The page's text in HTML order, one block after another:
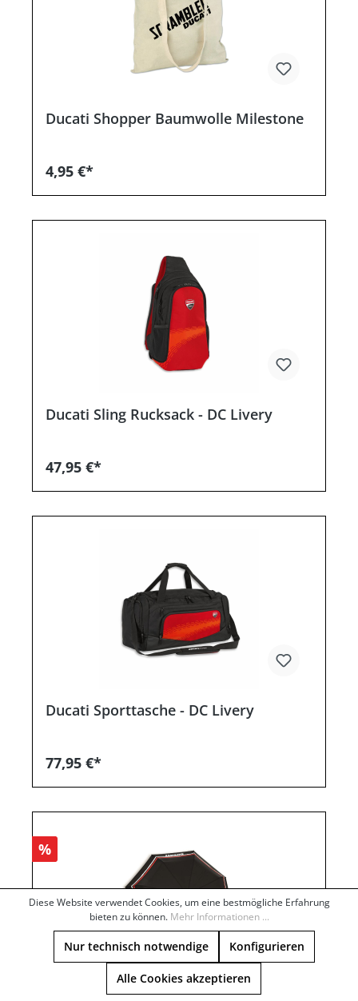
Ducati Shopper Baumwolle Milestone
4,95 €*
Ducati Sling Rucksack - DC Livery
47,95 €*
Ducati Sporttasche - DC Livery
77,95 €*
%
Diese Website verwendet Cookies, um eine bestmögliche Erfahrung
bieten zu können. Mehr Informationen ...
Nur technisch notwendige Konfigurieren
Alle Cookies akzeptieren